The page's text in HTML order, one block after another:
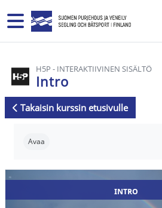
Sivupaneeli
H5P - INTERAKTIIVINEN SISÄLTÖ
Intro
Takaisin kurssin etusivulle
Avaa